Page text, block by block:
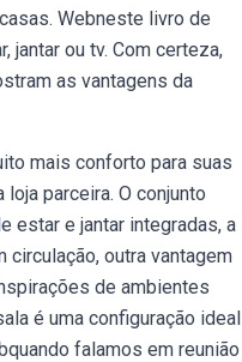
Webneste livro de
jantar ou tv. Com certeza,
as vantagens da
mais conforto para suas
parceira. O conjunto
estar e jantar integradas, a
outra vantagem
de ambientes
é uma configuração ideal
falamos em reunião